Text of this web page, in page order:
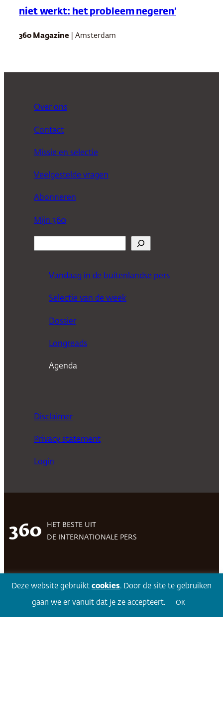
niet werkt: het probleem negeren’
360 Magazine | Amsterdam
Over ons
Contact
Missie en selectie
Veelgestelde vragen
Abonneren
Mijn 360
Vandaag in de buitenlandse pers
Selectie van de week
Dossier
Longreads
Agenda
Disclaimer
Privacy statement
Login
360
HET BESTE UIT
DE INTERNATIONALE PERS
Volg 360Facebook LinkedIn Twitter
Deze website gebruikt cookies. Door de site te gebruiken
gaan we er vanuit dat je ze accepteert. OK